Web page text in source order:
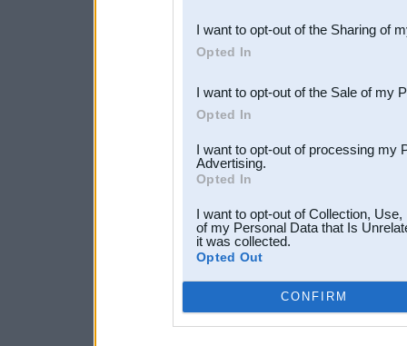
Downstream Participants
third parties.
I want to opt-out of the Sharing of
Opted In
I want to opt-out of the Sale of my
Opted In
I want to opt-out of processing my
Advertising.
Opted In
I want to opt-out of Collection,
of my Personal Data that Is
it was collected.
Opted Out
CONFIRM